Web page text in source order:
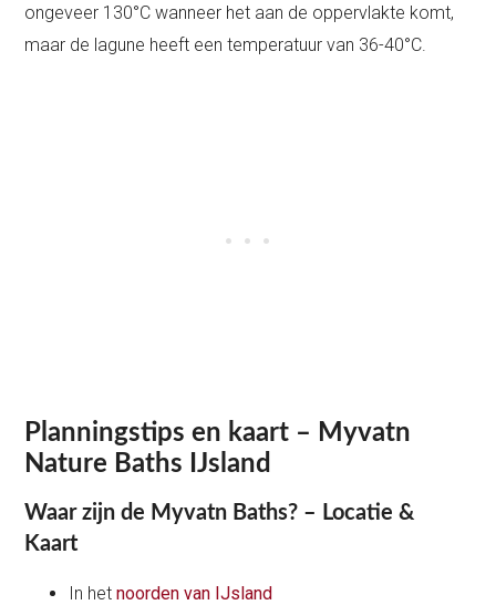
ongeveer 130°C wanneer het aan de oppervlakte komt,
maar de lagune heeft een temperatuur van 36-40°C.
Planningstips en kaart – Myvatn
Nature Baths IJsland
Waar zijn de Myvatn Baths? – Locatie &
Kaart
In hetnoorden van IJsland